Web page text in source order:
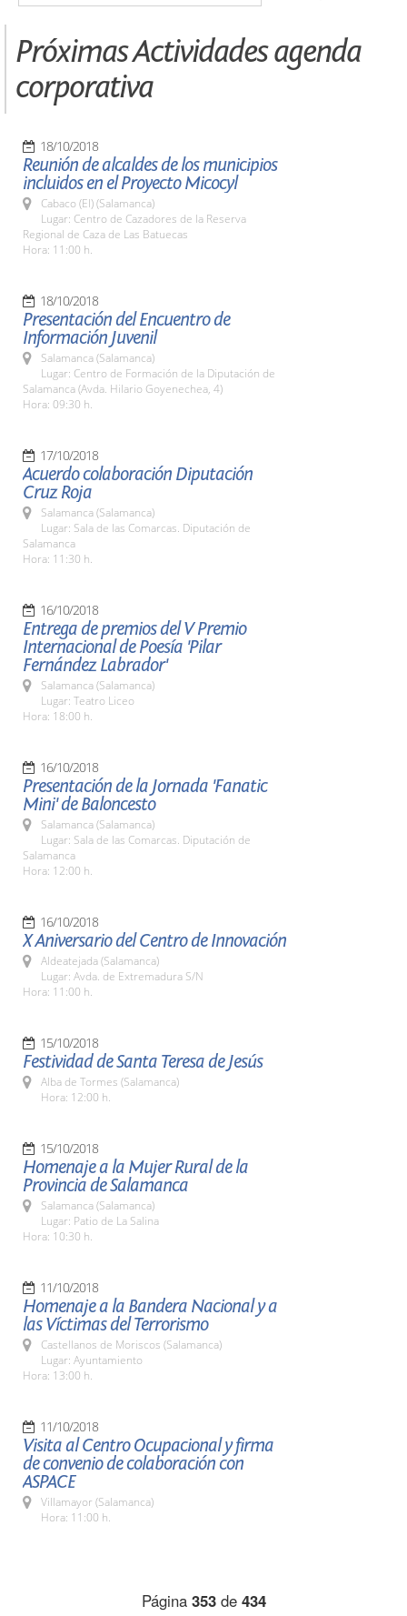
Próximas Actividades agenda
corporativa
18/10/2018
Reunión de alcaldes de los municipios
incluidos en el Proyecto Micocyl
Cabaco (El) (Salamanca)
Lugar: Centro de Cazadores de la Reserva
Regional de Caza de Las Batuecas
Hora: 11:00 h.
18/10/2018
Presentación del Encuentro de
Información Juvenil
Salamanca (Salamanca)
Lugar: Centro de Formación de la Diputación de
Salamanca (Avda. Hilario Goyenechea, 4)
Hora: 09:30 h.
17/10/2018
Acuerdo colaboración Diputación
Cruz Roja
Salamanca (Salamanca)
Lugar: Sala de las Comarcas. Diputación de
Salamanca
Hora: 11:30 h.
16/10/2018
Entrega de premios del V Premio
Internacional de Poesía 'Pilar
Fernández Labrador'
Salamanca (Salamanca)
Lugar: Teatro Liceo
Hora: 18:00 h.
16/10/2018
Presentación de la Jornada 'Fanatic
Mini' de Baloncesto
Salamanca (Salamanca)
Lugar: Sala de las Comarcas. Diputación de
Salamanca
Hora: 12:00 h.
16/10/2018
X Aniversario del Centro de Innovación
Aldeatejada (Salamanca)
Lugar: Avda. de Extremadura S/N
Hora: 11:00 h.
15/10/2018
Festividad de Santa Teresa de Jesús
Alba de Tormes (Salamanca)
Hora: 12:00 h.
15/10/2018
Homenaje a la Mujer Rural de la
Provincia de Salamanca
Salamanca (Salamanca)
Lugar: Patio de La Salina
Hora: 10:30 h.
11/10/2018
Homenaje a la Bandera Nacional y a
las Víctimas del Terrorismo
Castellanos de Moriscos (Salamanca)
Lugar: Ayuntamiento
Hora: 13:00 h.
11/10/2018
Visita al Centro Ocupacional y firma
de convenio de colaboración con
ASPACE
Villamayor (Salamanca)
Hora: 11:00 h.
Página 353de 434